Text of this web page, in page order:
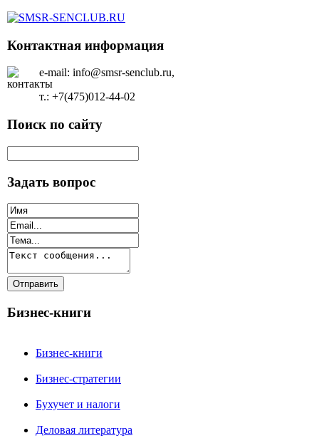
Контактная информация
e-mail: info@smsr-senclub.ru,
т.: +7(475)012-44-02
Поиск по сайту
Задать вопрос
Бизнес-книги
Бизнес-книги
Бизнес-стратегии
Бухучет и налоги
Деловая литература